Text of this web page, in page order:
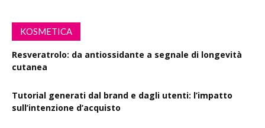
KOSMETICA
Resveratrolo: da antiossidante a segnale di longevità
cutanea
Tutorial generati dal brand e dagli utenti: l’impatto
sull’intenzione d’acquisto